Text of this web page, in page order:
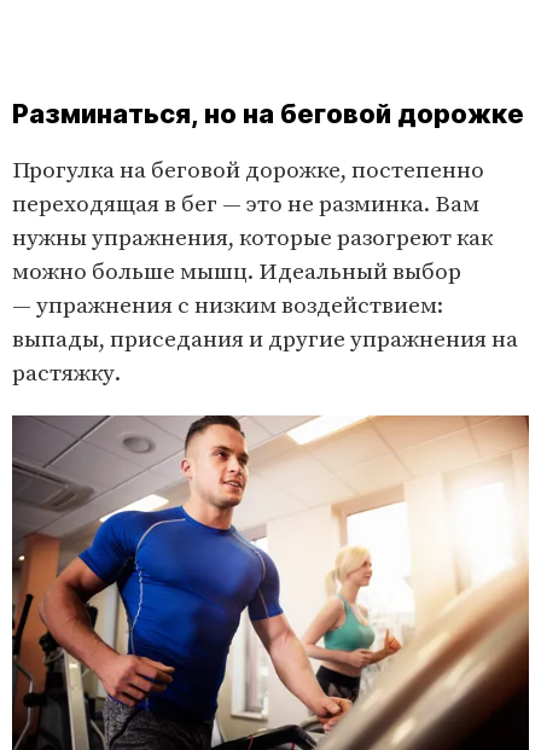
Разминаться, но на беговой дорожке
Прогулка на беговой дорожке, постепенно
переходящая в бег — это не разминка. Вам
нужны упражнения, которые разогреют как
можно больше мышц. Идеальный выбор
— упражнения с низким воздействием:
выпады, приседания и другие упражнения на
растяжку.